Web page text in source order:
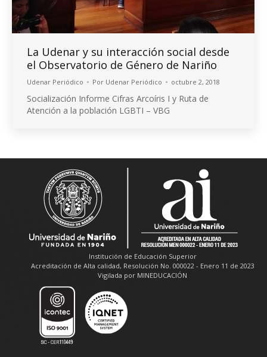
La Udenar y su interacción social desde
el Observatorio de Género de Nariño
Udenar Periódico Por Udenar Periódico octubre 2, 2018
Socialización Informe Cifras Arcoíris I y Ruta de
Atención a la población LGBTI – VBG
Institución de Educación Superior
Acreditación de Alta calidad, Resolución No. 000022 - Enero 11 de 2023
Vigilada por MINEDUCACIÓN